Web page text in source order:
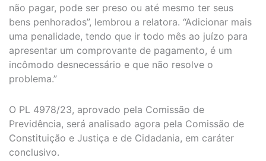
não pagar, pode ser preso ou até mesmo ter seus
bens penhorados”, lembrou a relatora. “Adicionar mais
uma penalidade, tendo que ir todo mês ao juízo para
apresentar um comprovante de pagamento, é um
incômodo desnecessário e que não resolve o
problema.”
O PL 4978/23, aprovado pela Comissão de
Previdência, será analisado agora pela Comissão de
Constituição e Justiça e de Cidadania, em caráter
conclusivo.